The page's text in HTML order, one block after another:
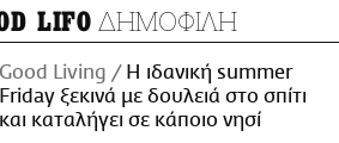
LIFO ΔΗΜΟΦΙΛΗ
Good Living
Η ιδανική summer
Friday ξεκινά με δουλειά στο σπίτι
και καταλήγει σε κάποιο νησί